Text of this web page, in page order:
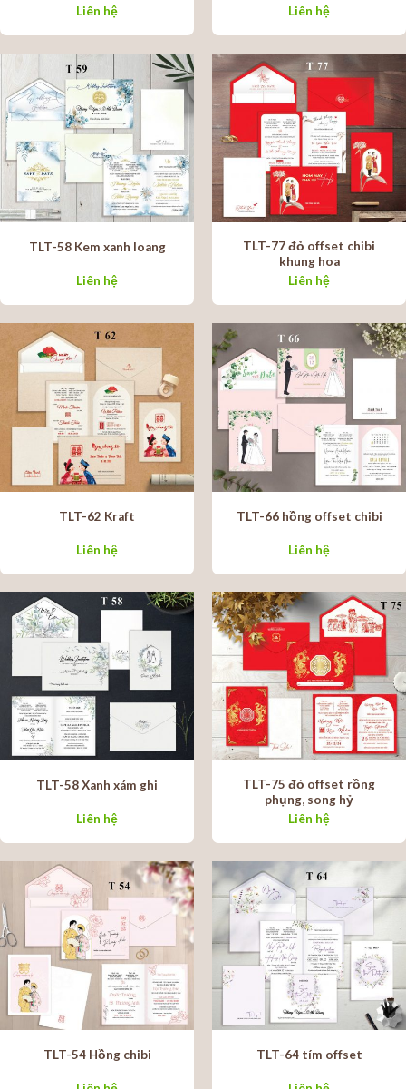
Liên hệ
Liên hệ
TLT-58 Kem xanh loang
Liên hệ
TLT-77 đỏ offset chibi
khung hoa
Liên hệ
TLT-62 Kraft
Liên hệ
TLT-66 hồng offset chibi
Liên hệ
TLT-58 Xanh xám ghi
Liên hệ
TLT-75 đỏ offset rồng
phụng, song hỷ
Liên hệ
TLT-54 Hồng chibi TLT-64 tím offset